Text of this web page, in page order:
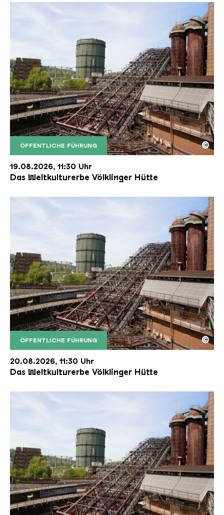
ÖFFENTLICHE FÜHRUNG
Der Erzschrägaufzug der Völklinger Hütte mit
Copyright: Weltkulturerbe Völklinger Hütte | Karl
©
19.08.2026, 11:30 Uhr
Das Weltkulturerbe Völklinger Hütte
ÖFFENTLICHE FÜHRUNG
Der Erzschrägaufzug der Völklinger Hütte mit
Copyright: Weltkulturerbe Völklinger Hütte | Karl
©
20.08.2026, 11:30 Uhr
Das Weltkulturerbe Völklinger Hütte